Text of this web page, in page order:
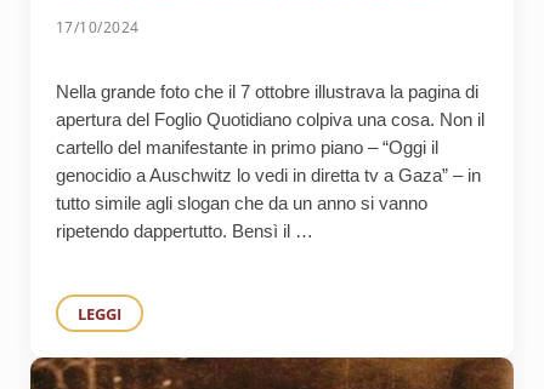
17/10/2024
Nella grande foto che il 7 ottobre illustrava la pagina di
apertura del Foglio Quotidiano colpiva una cosa. Non il
cartello del manifestante in primo piano – “Oggi il
genocidio a Auschwitz lo vedi in diretta tv a Gaza” – in
tutto simile agli slogan che da un anno si vanno
ripetendo dappertutto. Bensì il …
LEGGI
COMMOZIONE PIÙ CHE COMPRENSIONE, E IL GIORNO